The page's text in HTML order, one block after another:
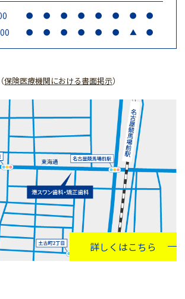
● ● ● ● ● ● ● ●
● ● ● ● ● ● ▲ ●
保険医療機関における書面掲示）
詳しくはこちら